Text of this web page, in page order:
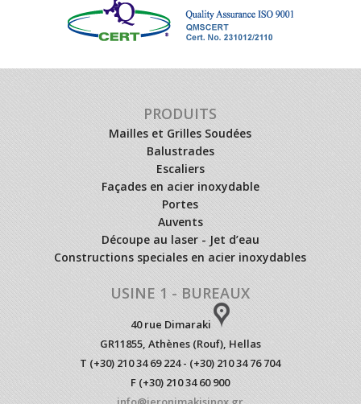
PRODUITS
Mailles et Grilles Soudées
Balustrades
Escaliers
Façades en acier inoxydable
Portes
Auvents
Découpe au laser - Jet d’eau
Constructions speciales en acier inoxydables
USINE 1 - BUREAUX
40 rue Dimaraki
GR11855, Athènes (Rouf), Hellas
T (+30) 210 34 69 224 - (+30) 210 34 76 704
F (+30) 210 34 60 900